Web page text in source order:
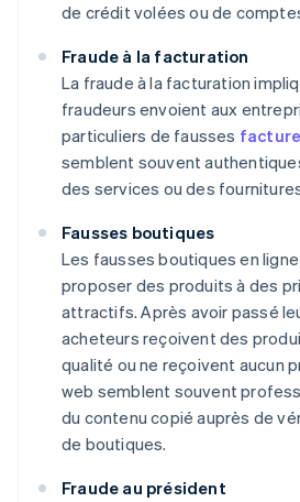
de crédit volées ou de
Fraude à la facturation
La fraude à la facturation
fraudeurs envoient aux
particuliers de fausses
semblent souvent
des services ou des
Fausses boutiques
Les fausses boutiques en
proposer des produits à des
attractifs. Après avoir passé
acheteurs reçoivent des
qualité ou ne reçoivent aucun
web semblent souvent
du contenu copié auprès de
de boutiques.
Fraude au président